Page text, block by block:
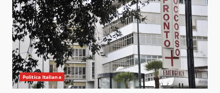
Politica Italiana